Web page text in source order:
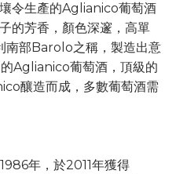
令生產的Aglianico葡萄酒
的芳香，顏色深邃，高單
南部Barolo之稱，製造出意
Aglianico葡萄酒，頂級的
釀造而成，多數葡萄酒需
年，於2011年獲得